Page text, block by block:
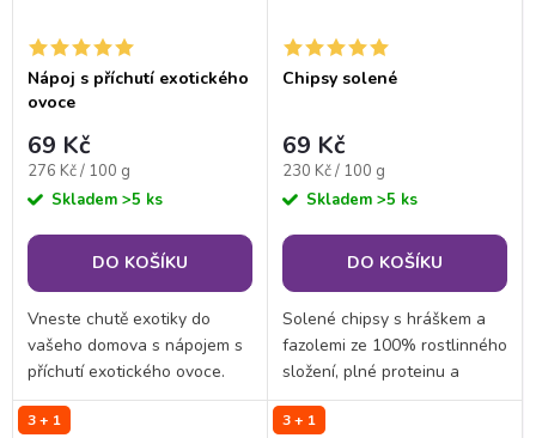
Nápoj s příchutí exotického
ovoce
69 Kč
Měrná
cena:
276 Kč / 100 g
Skladem >5 ks
DO KOŠÍKU
Vneste chutě exotiky do
vašeho domova s nápojem s
příchutí exotického ovoce.
Zasytí vás ke snídani či
svačině ve všech fázích
Chipsy solené
69 Kč
Měrná
cena:
230 Kč / 100 g
Skladem >5 ks
DO KOŠÍKU
Solené chipsy s hráškem a
fazolemi ze 100% rostlinného
složení, plné proteinu a
nekompromisně odzbrojující
chutí. Neobsahují vajíčka,
3 + 1 3 + 1